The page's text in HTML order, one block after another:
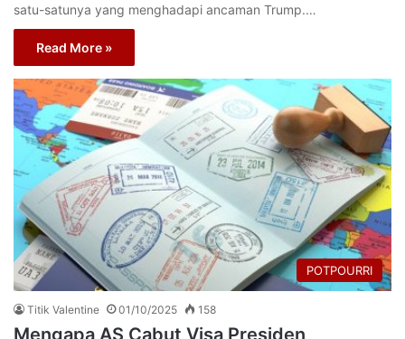
satu-satunya yang menghadapi ancaman Trump.…
Read More »
POTPOURRI
Titik Valentine 01/10/2025 158